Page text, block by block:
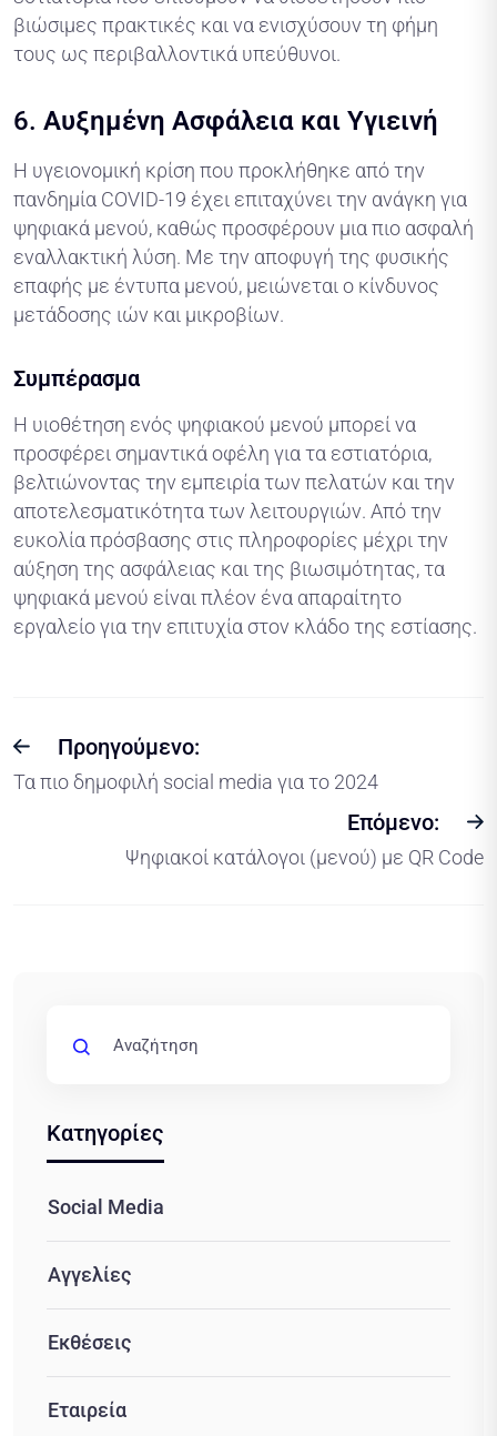
βιώσιμες πρακτικές και να ενισχύσουν τη φήμη
τους ως περιβαλλοντικά υπεύθυνοι.
6. Αυξημένη Ασφάλεια και Υγιεινή
Η υγειονομική κρίση που προκλήθηκε από την
πανδημία COVID-19 έχει επιταχύνει την ανάγκη για
ψηφιακά μενού, καθώς προσφέρουν μια πιο ασφαλή
εναλλακτική λύση. Με την αποφυγή της φυσικής
επαφής με έντυπα μενού, μειώνεται ο κίνδυνος
μετάδοσης ιών και μικροβίων.
Συμπέρασμα
Η υιοθέτηση ενός ψηφιακού μενού μπορεί να
προσφέρει σημαντικά οφέλη για τα εστιατόρια,
βελτιώνοντας την εμπειρία των πελατών και την
αποτελεσματικότητα των λειτουργιών. Από την
ευκολία πρόσβασης στις πληροφορίες μέχρι την
αύξηση της ασφάλειας και της βιωσιμότητας, τα
ψηφιακά μενού είναι πλέον ένα απαραίτητο
εργαλείο για την επιτυχία στον κλάδο της εστίασης.
Προηγούμενο:
Τα πιο δημοφιλή social media για το 2024
Επόμενο:
Ψηφιακοί κατάλογοι (μενού) με QR Code
Κατηγορίες
Social Media
Αγγελίες
Εκθέσεις
Εταιρεία